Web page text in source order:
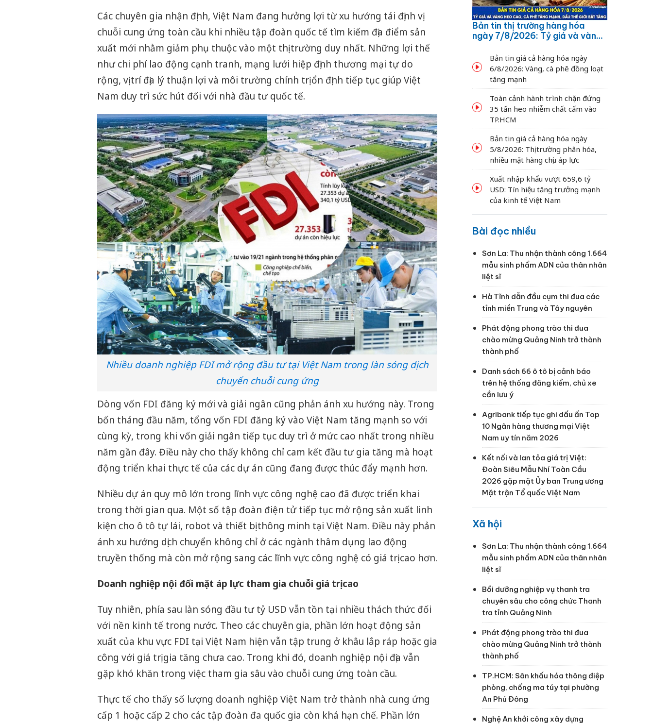
Các chuyên gia nhận định, Việt Nam đang hưởng lợi từ xu hướng tái định vị
chuỗi cung ứng toàn cầu khi nhiều tập đoàn quốc tế tìm kiếm địa điểm sản
xuất mới nhằm giảm phụ thuộc vào một thị trường duy nhất. Những lợi thế
như chi phí lao động cạnh tranh, mạng lưới hiệp định thương mại tự do
rộng, vị trí địa lý thuận lợi và môi trường chính trị ổn định tiếp tục giúp Việt
Nam duy trì sức hút đối với nhà đầu tư quốc tế.
Nhiều doanh nghiệp FDI mở rộng đầu tư tại Việt Nam trong làn sóng dịch
chuyển chuỗi cung ứng
Dòng vốn FDI đăng ký mới và giải ngân cũng phản ánh xu hướng này. Trong
bốn tháng đầu năm, tổng vốn FDI đăng ký vào Việt Nam tăng mạnh so với
cùng kỳ, trong khi vốn giải ngân tiếp tục duy trì ở mức cao nhất trong nhiều
năm gần đây. Điều này cho thấy không chỉ cam kết đầu tư gia tăng mà hoạt
động triển khai thực tế của các dự án cũng đang được thúc đẩy mạnh hơn.
Nhiều dự án quy mô lớn trong lĩnh vực công nghệ cao đã được triển khai
trong thời gian qua. Một số tập đoàn điện tử tiếp tục mở rộng sản xuất linh
kiện cho ô tô tự lái, robot và thiết bị thông minh tại Việt Nam. Điều này phản
ánh xu hướng dịch chuyển không chỉ ở các ngành thâm dụng lao động
truyền thống mà còn mở rộng sang các lĩnh vực công nghệ có giá trị cao hơn.
Doanh nghiệp nội đối mặt áp lực tham gia chuỗi giá trị cao
Tuy nhiên, phía sau làn sóng đầu tư tỷ USD vẫn tồn tại nhiều thách thức đối
với nền kinh tế trong nước. Theo các chuyên gia, phần lớn hoạt động sản
xuất của khu vực FDI tại Việt Nam hiện vẫn tập trung ở khâu lắp ráp hoặc gia
công với giá trị gia tăng chưa cao. Trong khi đó, doanh nghiệp nội địa vẫn
gặp khó khăn trong việc tham gia sâu vào chuỗi cung ứng toàn cầu.
Thực tế cho thấy số lượng doanh nghiệp Việt Nam trở thành nhà cung ứng
cấp 1 hoặc cấp 2 cho các tập đoàn đa quốc gia còn khá hạn chế. Phần lớn
Bản tin thị trường hàng hóa
ngày 7/8/2026: Tỷ giá và vàng
dầu thế giới bật tăng
Bản tin giá cả hàng hóa ngày
6/8/2026: Vàng, cà phê đồng loạt
tăng mạnh
Toàn cảnh hành trình chặn đứng
35 tấn heo nhiễm chất cấm vào
TP.HCM
Bản tin giá cả hàng hóa ngày
5/8/2026: Thị trường phân hóa,
nhiều mặt hàng chịu áp lực
Xuất nhập khẩu vượt 659,6 tỷ
USD: Tín hiệu tăng trưởng mạnh
của kinh tế Việt Nam
Bài đọc nhiều
Sơn La: Thu nhận thành công 1.664
mẫu sinh phẩm ADN của thân nhân
liệt sĩ
Hà Tĩnh dẫn đầu cụm thi đua các
tỉnh miền Trung và Tây nguyên
Phát động phong trào thi đua
chào mừng Quảng Ninh trở thành
thành phố
Danh sách 66 ô tô bị cảnh báo
trên hệ thống đăng kiểm, chủ xe
cần lưu ý
Agribank tiếp tục ghi dấu ấn Top
10 Ngân hàng thương mại Việt
Nam uy tín năm 2026
Kết nối và lan tỏa giá trị Việt:
Đoàn Siêu Mẫu Nhí Toàn Cầu
2026 gặp mặt Ủy ban Trung ương
Mặt trận Tổ quốc Việt Nam
Xã hội
Sơn La: Thu nhận thành công 1.664
mẫu sinh phẩm ADN của thân nhân
liệt sĩ
Bồi dưỡng nghiệp vụ thanh tra
chuyên sâu cho công chức Thanh
tra tỉnh Quảng Ninh
Phát động phong trào thi đua
chào mừng Quảng Ninh trở thành
thành phố
TP.HCM: Sân khấu hóa thông điệp
phòng, chống ma túy tại phường
An Phú Đông
Nghệ An khởi công xây dựng